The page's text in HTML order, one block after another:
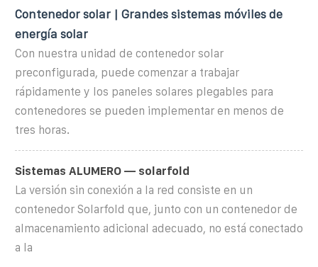
Contenedor solar | Grandes sistemas móviles de
energía solar
Con nuestra unidad de contenedor solar
preconfigurada, puede comenzar a trabajar
rápidamente y los paneles solares plegables para
contenedores se pueden implementar en menos de
tres horas.
Sistemas ALUMERO — solarfold
La versión sin conexión a la red consiste en un
contenedor Solarfold que, junto con un contenedor de
almacenamiento adicional adecuado, no está conectado
a la